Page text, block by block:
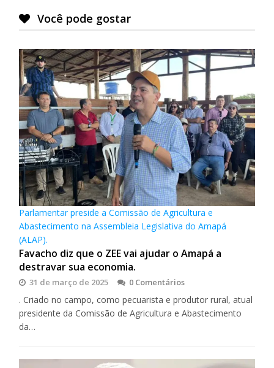
Você pode gostar
Parlamentar preside a Comissão de Agricultura e
Abastecimento na Assembleia Legislativa do Amapá
(ALAP).
Favacho diz que o ZEE vai ajudar o Amapá a
destravar sua economia.
31 de março de 2025 0 Comentários
. Criado no campo, como pecuarista e produtor rural, atual
presidente da Comissão de Agricultura e Abastecimento
da…